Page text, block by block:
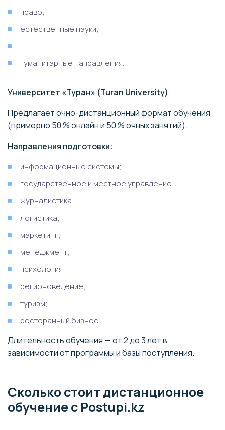
право;
естественные науки;
IT;
гуманитарные направления.
Университет «Туран» (Turan University)
Предлагает очно-дистанционный формат обучения
(примерно 50 % онлайн и 50 % очных занятий).
Направления подготовки:
информационные системы;
государственное и местное управление;
журналистика;
логистика;
маркетинг;
менеджмент;
психология;
регионоведение;
туризм;
ресторанный бизнес.
Длительность обучения — от 2 до 3 лет в
зависимости от программы и базы поступления.
Сколько стоит дистанционное
обучение с Postupi.kz